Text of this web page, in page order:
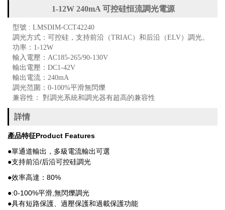
1-12W 240mA 可控硅恒流調光電源
型號 : LMSDIM-CCT42240
調光方式：可控硅，支持前沿（TRIAC）和后沿（ELV）調光。
功率：1-12W
輸入電壓：AC185-265/90-130V
輸出電壓：DC1-42V
輸出電流：240mA
調光范圍：0-100%平滑無閃爍
兼容性： 對調光系統和調光器有超高的兼容性
詳情
產品特征Product Features
●單通道輸出，多級電流輸出可選
●支持前沿/后沿可控硅調光
●效率高達：80%
●:0-100%平滑,無閃爍調光
●具有短路保護、 過壓保護和過載保護功能